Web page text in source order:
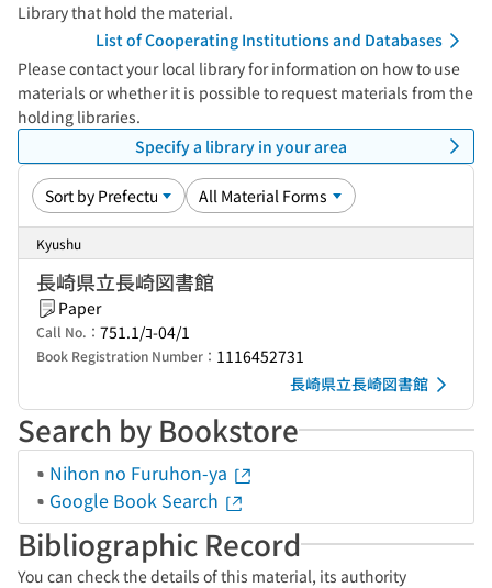
Library that hold the material.
List of Cooperating Institutions and Databases
Please contact your local library for information on how to use
materials or whether it is possible to request materials from the
holding libraries.
Specify a library in your area
Kyushu
長崎県立長崎図書館
Paper
Call No.： 751.1/ｺ-04/1
Book Registration Number： 1116452731
長崎県立長崎図書館
Search by Bookstore
Nihon no Furuhon-ya
Google Book Search
Bibliographic Record
You can check the details of this material, its authority